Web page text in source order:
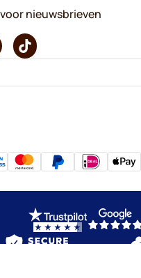
nieuwsbrieven